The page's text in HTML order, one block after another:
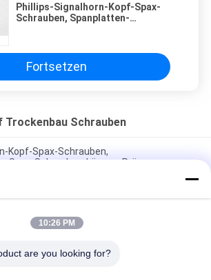
Phillips-Signalhorn-Kopf-Spax-
Schrauben, Spanplatten-
Fortsetzen
Trockenbau Schrauben
Kopf-Spax-Schrauben,
Spax-Schrauben-Längen-Prägung
Kopf-Spax-Schrauben, die Gips-
Grau phosphatiert
Antriebs-Trockenmauer-Anker schraubt
10:26 PM
are you looking for?